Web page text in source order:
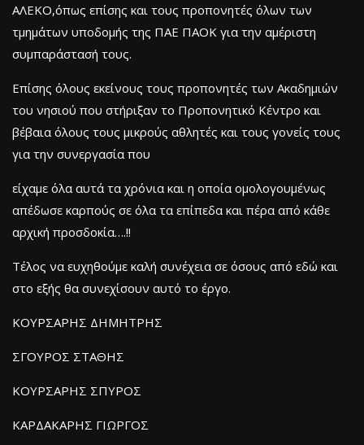
ΑΛΕΚΟ,όπως επίσης και τους προπονητές όλων των
τμημάτων υποδομής της ΠΑΕ ΠΑΟΚ για την αμέριστη
συμπαράστασή τους.
Επίσης όλους εκείνους τους προπονητές των Ακαδημιών
του νησιού που στήριξαν το Προπονητικό Κέντρο και
βέβαια όλους τους μικρούς αθλητές και τους γονείς τους
για την συνεργασία που
είχαμε όλα αυτά τα χρόνια και η οποία ομολογουμένως
απέδωσε καρπούς σε όλα τα επίπεδα και πέρα από κάθε
αρχική προσδοκία….!!
Τέλος να ευχηθούμε καλή συνέχεια σε όσους από εδώ και
στο εξής θα συνεχίσουν αυτό το έργο.
ΚΟΥΡΣΑΡΗΣ ΔΗΜΗΤΡΗΣ
ΣΓΟΥΡΟΣ ΣΤΑΘΗΣ
ΚΟΥΡΣΑΡΗΣ ΣΠΥΡΟΣ
ΚΑΡΔΑΚΑΡΗΣ ΓΙΩΡΓΟΣ